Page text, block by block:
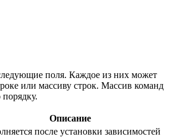
поля. Каждое из них может
или массиву строк. Массив команд
Описание
после установки зависимостей